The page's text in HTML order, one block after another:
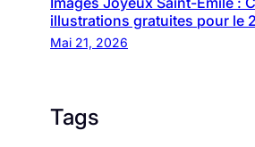
illustrations gratuites pour le
Mai 21, 2026
Tags